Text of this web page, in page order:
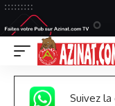
Suivez la